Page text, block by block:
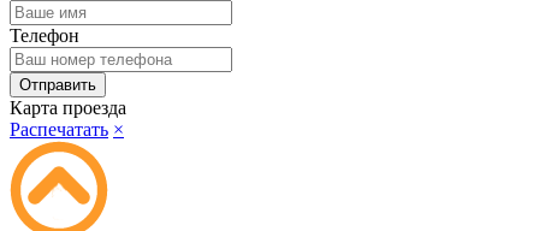
Телефон
Карта проезда
Распечатать ×